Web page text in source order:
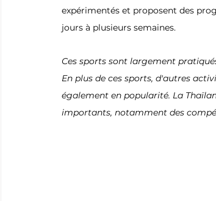
expérimentés et proposent des
jours à plusieurs semaines.
Ces sports sont largement
En plus de ces sports, d'autres
également en popularité. La
importants, notamment des